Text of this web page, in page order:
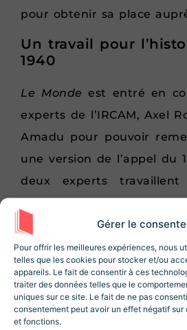
Gérer le
Pour offrir les meilleures expériences, nous
telles que les cookies pour stocker et/ou
appareils. Le fait de consentir à ces
traiter des données telles que le
uniques sur ce site. Le fait de ne pas
consentement peut avoir un effet négatif
et fonctions.
pour obtenir sa place
Un travail pour
1940
Le Monde est entré en
experts de l’IRCAM, Axel
Amadu pour pouvoir
une version de l’appel du
deux experts
projetVoice Cloning,
et la société technologique
Le logiciel développé par
de scanner des
réemployer pour faire
choses
Rejoignez la
Revue Histoire !
10% de réduction sur la
votre inscription ! Des
ressources et des contenus